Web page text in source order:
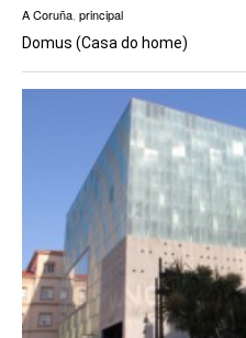
A Coruña principal
Domus (Casa do home)